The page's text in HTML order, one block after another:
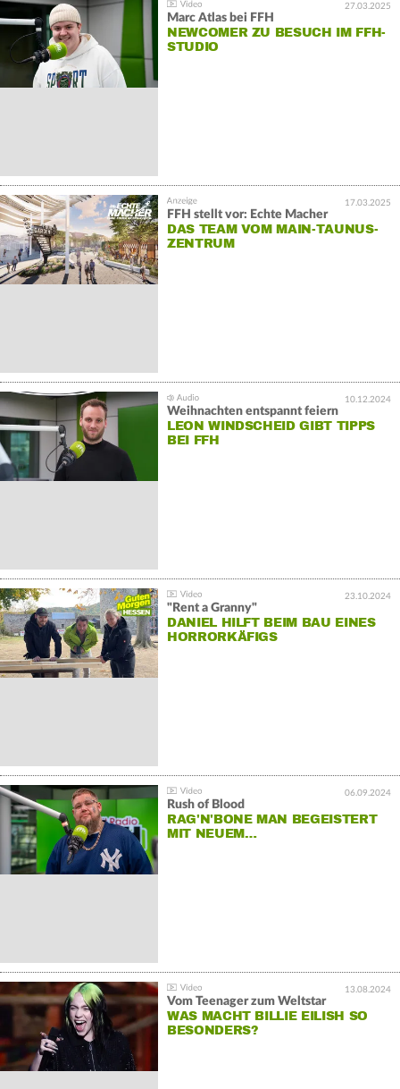
27.03.2025
Marc Atlas bei FFH
NEWCOMER ZU BESUCH IM FFH-
STUDIO
17.03.2025
FFH stellt vor: Echte Macher
DAS TEAM VOM MAIN-TAUNUS-
ZENTRUM
10.12.2024
Weihnachten entspannt feiern
LEON WINDSCHEID GIBT TIPPS
BEI FFH
23.10.2024
"Rent a Granny"
DANIEL HILFT BEIM BAU EINES
HORRORKÄFIGS
06.09.2024
Rush of Blood
RAG'N'BONE MAN BEGEISTERT
MIT NEUEM…
13.08.2024
Vom Teenager zum Weltstar
WAS MACHT BILLIE EILISH SO
BESONDERS?